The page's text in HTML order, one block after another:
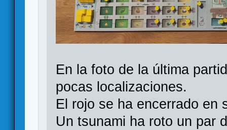
En la foto de la última
pocas localizaciones.
El rojo se ha encerrado en
Un tsunami ha roto un par